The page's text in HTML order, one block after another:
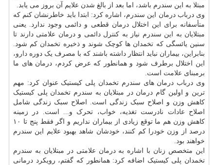
مبتلا به این سندرم باشد، اما بعد از بالغ شدن علایم آن بروز می یابد.
وی درباب درمان این سندرم، اشاره کرد: ابتدا باید خاطرنشان کنم که
متأسفانه برای این اختلال درمان قطعی و دائمی وجود ندارد. یعنی
مبتلایان به این سندرم نیاز به کنترل دائمی و درمان علامتی دارند تا
سنین یائسگی که تخمدان ها کوچک شوند و ذخیره تخمدان کم شود.
بنابراین، بیماران نباید انتظار داشته باشند که با مصرف یک دوره دارو،
این اختلال برطرف شود و همانطور که عرض کردم، درمان های ما
برمبنای علامت است.
وی درباب درمان های سندرم تخمدان پلی کیستیک عنوان کرد: مهم
ترین و اولین گام درمان در مبتلایان به سندرم تخمدان پلی کیستیک
کاهش وزن و اصلاح سبک زندگی است. اصلاح سبک زندگی شامل
اصلاح عادات نادرست تغذیه، خواب، تحرک و... است. در زمینه
کاهش وزن هم ما توقع زیادی از بیماران نداریم و اگر فقط پنج تا ۱۰
درصد از وزن خودرا کم کنند، خودشان شاهد بهبود علایم این سندرم
خواهند بود.
این متخصص زنان با اشاره به درمان علامتی در مبتلایان به سندرم
تخمدان پلی کیستیک اضافه کرد: همانطور که گفتم، رویکرد درمانی